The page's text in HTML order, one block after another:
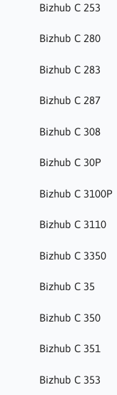
Bizhub C 253
Bizhub C 280
Bizhub C 283
Bizhub C 287
Bizhub C 308
Bizhub C 30P
Bizhub C 3100P
Bizhub C 3110
Bizhub C 3350
Bizhub C 35
Bizhub C 350
Bizhub C 351
Bizhub C 353